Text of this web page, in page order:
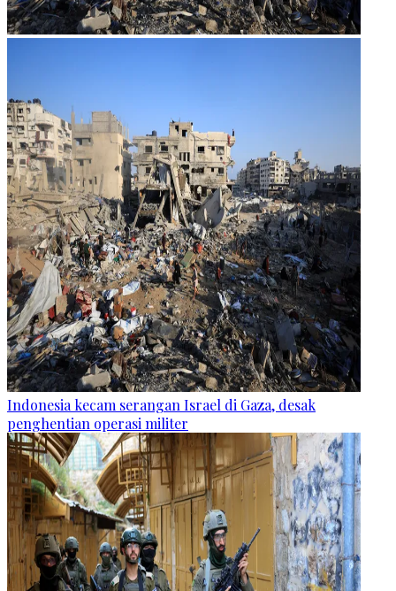
Indonesia kecam serangan Israel di Gaza, desak
penghentian operasi militer